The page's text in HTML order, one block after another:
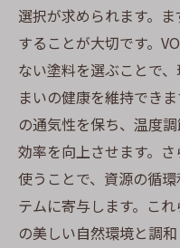
選択が求められます。
することが大切です。
ない塗料を選ぶことで
まいの健康を維持でき
の通気性を保ち、温度
効率を向上させます。
使うことで、資源の循
テムに寄与します。こ
の美しい自然環境と調